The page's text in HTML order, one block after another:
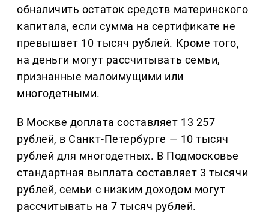
обналичить остаток средств материнского
капитала, если сумма на сертификате не
превышает 10 тысяч рублей. Кроме того,
на деньги могут рассчитывать семьи,
признанные малоимущими или
многодетными.
В Москве доплата составляет 13 257
рублей, в Санкт-Петербурге — 10 тысяч
рублей для многодетных. В Подмосковье
стандартная выплата составляет 3 тысячи
рублей, семьи с низким доходом могут
рассчитывать на 7 тысяч рублей.